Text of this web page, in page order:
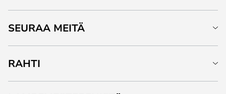
SEURAA MEITÄ
RAHTI